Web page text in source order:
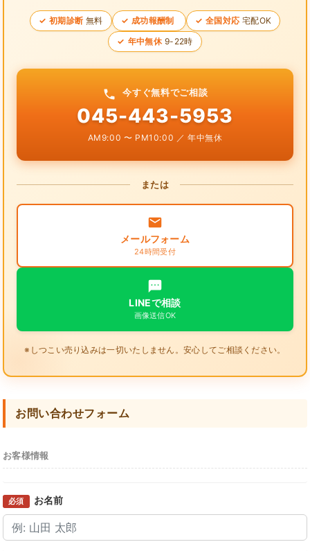
初期診断 無料 成功報酬制 全国対応 宅配OK
年中無休 9-22時
今すぐ無料でご相談
045-443-5953
AM9:00 〜 PM10:00 ／ 年中無休
または
メールフォーム
24時間受付
LINEで相談
画像送信OK
※しつこい売り込みは一切いたしません。安心してご相談ください。
お問い合わせフォーム
お客様情報
必須 お名前